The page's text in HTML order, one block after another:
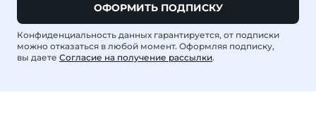
ОФОРМИТЬ ПОДПИСКУ
Конфиденциальность данных гарантируется, от подписки
можно отказаться в любой момент. Оформляя подписку,
вы даете Согласие на получение рассылки.